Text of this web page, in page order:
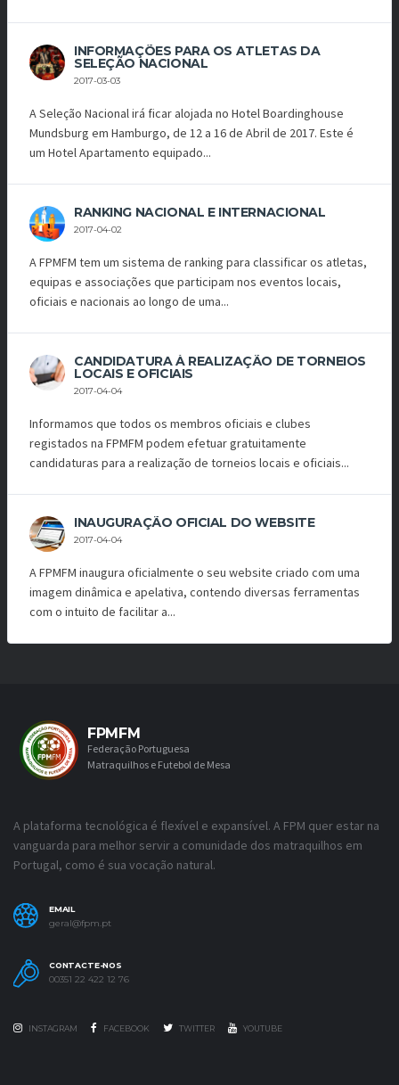
INFORMAÇÕES PARA OS ATLETAS DA
SELEÇÃO NACIONAL
2017-03-03
A Seleção Nacional irá ficar alojada no Hotel Boardinghouse
Mundsburg em Hamburgo, de 12 a 16 de Abril de 2017. Este é
um Hotel Apartamento equipado...
RANKING NACIONAL E INTERNACIONAL
2017-04-02
A FPMFM tem um sistema de ranking para classificar os atletas,
equipas e associações que participam nos eventos locais,
oficiais e nacionais ao longo de uma...
CANDIDATURA À REALIZAÇÃO DE TORNEIOS
LOCAIS E OFICIAIS
2017-04-04
Informamos que todos os membros oficiais e clubes
registados na FPMFM podem efetuar gratuitamente
candidaturas para a realização de torneios locais e oficiais...
INAUGURAÇÃO OFICIAL DO WEBSITE
2017-04-04
A FPMFM inaugura oficialmente o seu website criado com uma
imagem dinâmica e apelativa, contendo diversas ferramentas
com o intuito de facilitar a...
FPMFM
Federação Portuguesa
Matraquilhos e Futebol de Mesa
A plataforma tecnológica é flexível e expansível. A FPM quer estar na
vanguarda para melhor servir a comunidade dos matraquilhos em
Portugal, como é sua vocação natural.
EMAIL
geral@fpm.pt
CONTACTE-NOS
00351 22 422 12 76
INSTAGRAM FACEBOOK TWITTER YOUTUBE